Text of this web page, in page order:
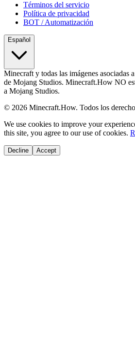
Términos del servicio
Política de privacidad
BOT / Automatización
Español
Minecraft y todas las imágenes asociadas
de Mojang Studios. Minecraft.How NO
a Mojang Studios.
© 2026 Minecraft.How. Todos los
We use cookies to improve your
this site, you agree to our use of cookies.
Decline Accept